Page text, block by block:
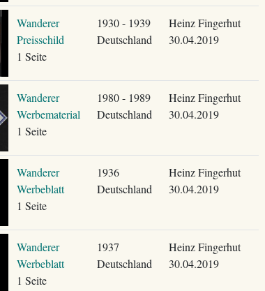
Wanderer
Preisschild
1 Seite
1930 - 1939
Deutschland
Heinz Fingerhut
30.04.2019
Wanderer
Werbematerial
1 Seite
1980 - 1989
Deutschland
Heinz Fingerhut
30.04.2019
Wanderer
Werbeblatt
1 Seite
1936
Deutschland
Heinz Fingerhut
30.04.2019
Wanderer
Werbeblatt
1 Seite
1937
Deutschland
Heinz Fingerhut
30.04.2019